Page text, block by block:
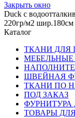
Закрыть окно
Duck с
220гр/м2 шир.180см
Каталог
ТКАНИ ДЛЯ
ШВЕЙНАЯ
ТКАНИ ПО
ПОД ЗАКАЗ
ФУРНИТУРА
ТОВАРЫ